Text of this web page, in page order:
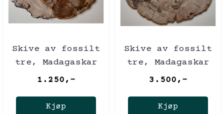
Skive av fossilt
tre, Madagaskar
(25 cm), ca. 225
1.250,-
Kjøp
Skive av fossilt
tre, Madagaskar
(41 cm), ca. 225
3.500,-
Kjøp